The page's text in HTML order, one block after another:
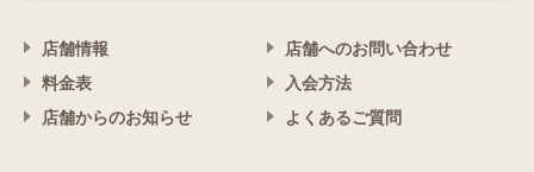
店舗情報
料金表
店舗からのお知らせ
店舗へのお問い合わせ
入会方法
よくあるご質問